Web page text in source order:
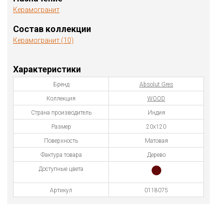
Керамогранит
Состав коллекции
Керамогранит (10)
Характеристики
Бренд Absolut Gres
Коллекция WOOD
Страна производитель Индия
Размер 20x120
Поверхность Матовая
Фактура товара Дерево
Доступные цвета
Артикул 0118075